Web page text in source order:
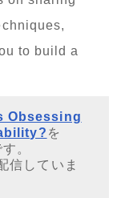
to build a
Obsessing
を
。
信していま